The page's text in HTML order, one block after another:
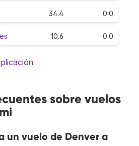
34.4 0.0
10.6 0.0
sobre vuelos
un vuelo de Denver a